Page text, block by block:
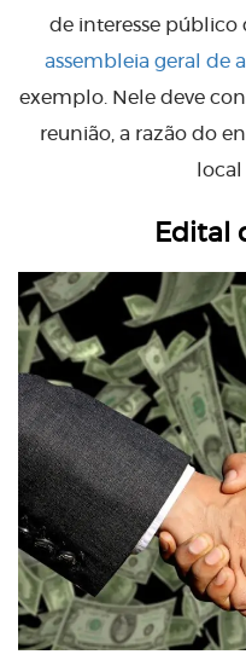
de interesse público
assembleia geral de
exemplo. Nele deve
reunião, a razão do
local
Edital